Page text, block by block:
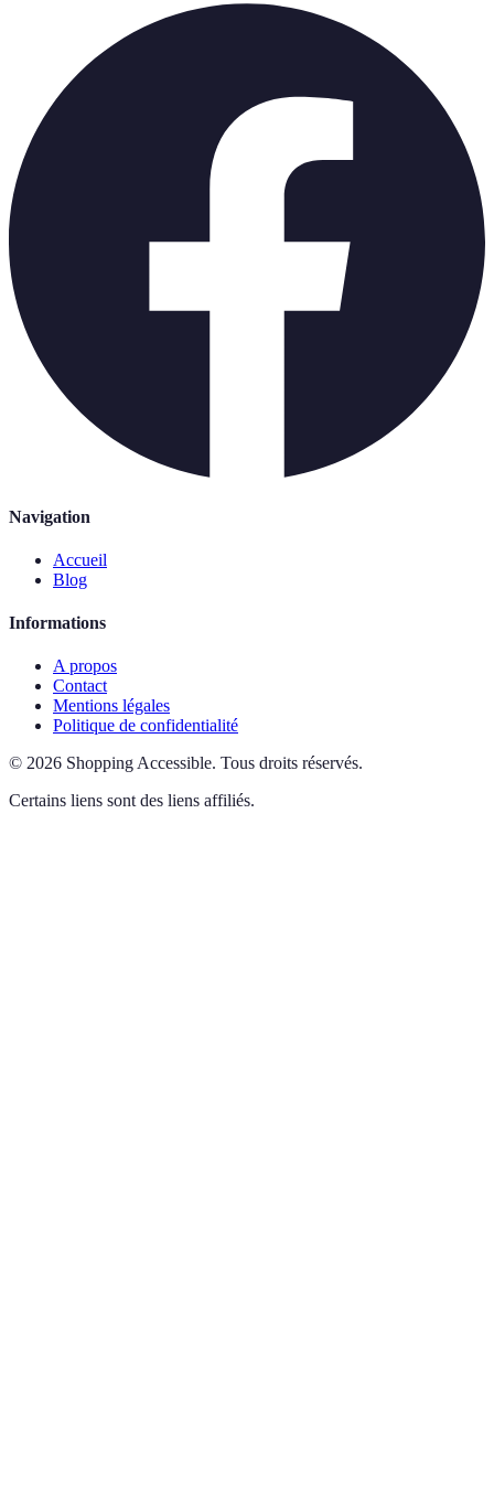
Navigation
Accueil
Blog
Informations
A propos
Contact
Mentions légales
Politique de confidentialité
© 2026 Shopping Accessible. Tous droits réservés.
Certains liens sont des liens affiliés.